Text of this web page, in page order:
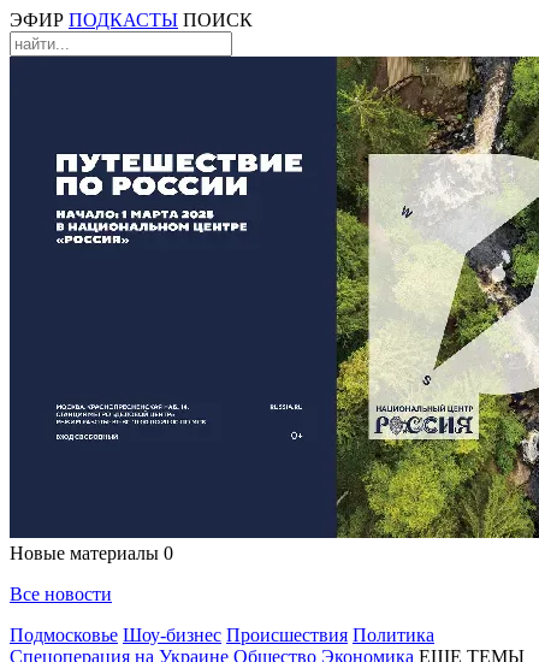
ЭФИР ПОДКАСТЫ ПОИСК
Новые материалы 0
Все новости
Подмосковье Шоу-бизнес Происшествия Политика
Спецоперация на Украине Общество Экономика ЕЩЕ ТЕМЫ